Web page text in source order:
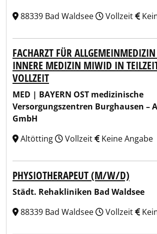
88339 Bad Waldsee
Vollzeit
FACHARZT FÜR
INNERE MEDIZIN MIWID IN
VOLLZEIT
MED | BAYERN OST medizinische
Versorgungszentren Burghausen –
GmbH
Altötting
Vollzeit Keine Angabe
PHYSIOTHERAPEUT (M/W/D)
Städt. Rehakliniken Bad Waldsee
88339 Bad Waldsee
Vollzeit